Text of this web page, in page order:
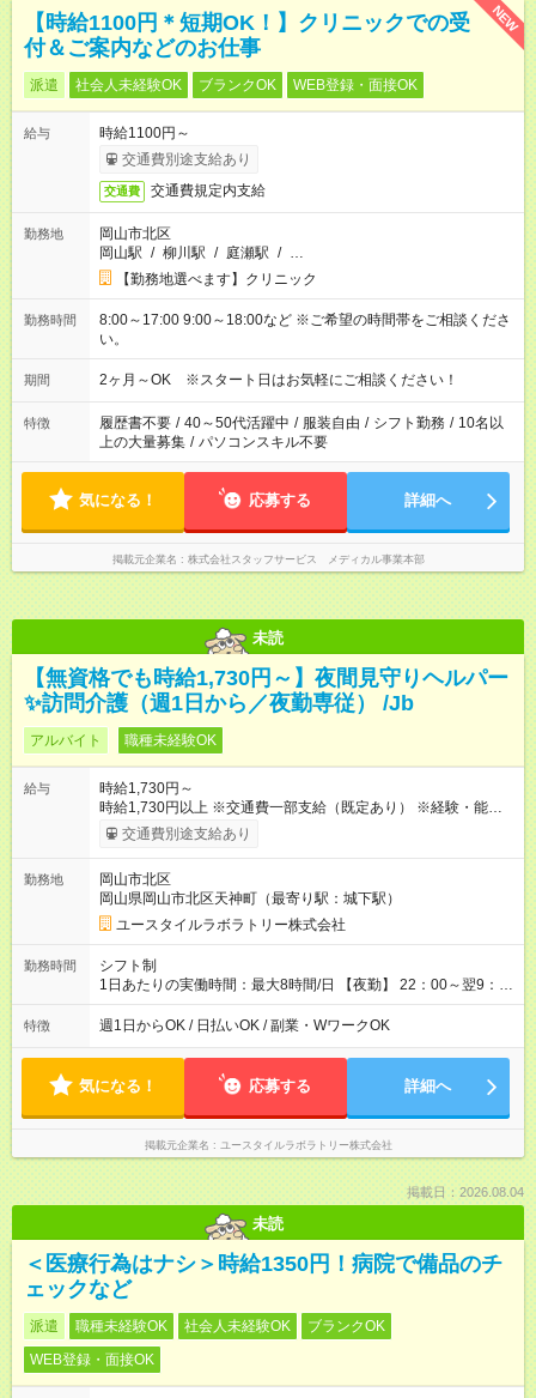
NEW
【時給1100円＊短期OK！】クリニックでの受
付＆ご案内などのお仕事
派遣 社会人未経験OK ブランクOK WEB登録・面接OK
給与
時給1100円～
交通費別途支給あり
交通費 交通費規定内支給
勤務地
岡山市北区
岡山駅 / 柳川駅 / 庭瀬駅 / …
【勤務地選べます】クリニック
勤務時間
8:00～17:00 9:00～18:00など ※ご希望の時間帯をご相談くださ
い。
期間 2ヶ月～OK ※スタート日はお気軽にご相談ください！
特徴 履歴書不要 / 40～50代活躍中 / 服装自由 / シフト勤務 / 10名以
上の大量募集 / パソコンスキル不要
気になる！ 応募する 詳細へ
掲載元企業名 株式会社スタッフサービス メディカル事業本部
未読
【無資格でも時給1,730円～】夜間見守りヘルパー
✨訪問介護（週1日から／夜勤専従） /Jb
アルバイト 職種未経験OK
給与
時給1,730円～
時給1,730円以上 ※交通費一部支給（既定あり） ※経験・能力を
考慮して決定します 【収入例】 週1回勤務の場合：1,730円×8時
間×4回=5万5,360円 週3回勤務の場合：1,730円×8時間×12回
月 ※ 雇用形態と給与に、本採用時と異なる部分があります。 雇
用形態：本採用時と同じです。 給与：時給 1,480円以上
交通費別途支給あり
勤務地
岡山市北区
岡山県岡山市北区天神町（最寄り駅：城下駅）
ユースタイルラボラトリー株式会社
勤務時間
シフト制
1日あたりの実働時間：最大8時間/日 【夜勤】 22：00～翌9：
00 ※週1日～OK ／ 夜勤専従 ＊＊ 勤務時間例 ＊＊ ■22時か
ら翌7時 ■23時から翌8時 ■24時から翌9時 など ※上記の時間
ます。 ※曜日固定（毎週同じ曜日での勤務となります）
特徴 週1日からOK / 日払いOK / 副業・WワークOK
気になる！ 応募する 詳細へ
掲載元企業名 ユースタイルラボラトリー株式会社
掲載日：2026.08.04
未読
＜医療行為はナシ＞時給1350円！病院で備品のチ
ェックなど
派遣 職種未経験OK 社会人未経験OK
ブランクOK
WEB登録・面接OK